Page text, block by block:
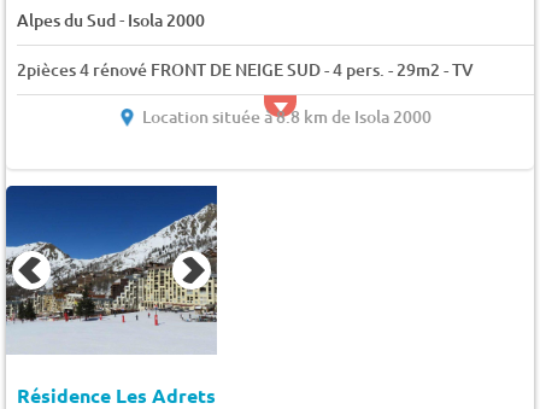
Alpes du Sud- Isola 2000
2pièces 4 rénové FRONT DE NEIGE SUD - 4 pers. - 29m2 - TV
Location située à 8.8 km de Isola 2000
Résidence Les Adrets